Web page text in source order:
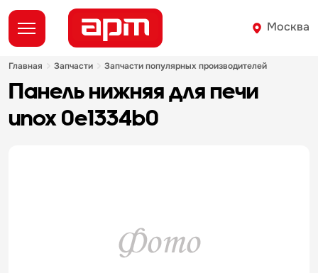
Москва
главная запчасти запчасти популярных производителей
панель нижняя для печи
unox 0e1334b0